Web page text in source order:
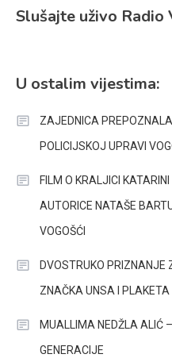
Slušajte uživo Radio
U ostalim vijestima:
ZAJEDNICA
POLICIJSKOJ UPRAVI
FILM O KRALJICI
AUTORICE NATAŠE
VOGOŠĆI
DVOSTRUKO PRIZNANJE
ZNAČKA UNSA I PLAKETA
MUALLIMA NEDŽLA ALIĆ
GENERACIJE